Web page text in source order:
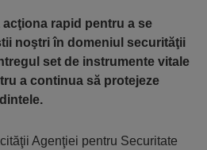
rapid pentru a se
noştri în domeniul securităţii
set de instrumente vitale
a continua să protejeze
Agenţiei pentru Securitate